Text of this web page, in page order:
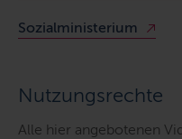
Sozialministerium
Nutzungsrechte
Alle hier angebotenen